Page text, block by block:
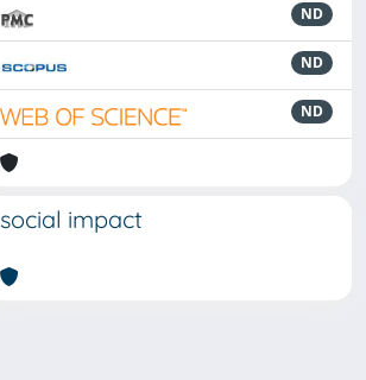
ND
ND
ND
social impact